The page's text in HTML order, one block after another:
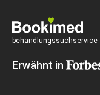
behandlungssuchservice
Erwähnt in